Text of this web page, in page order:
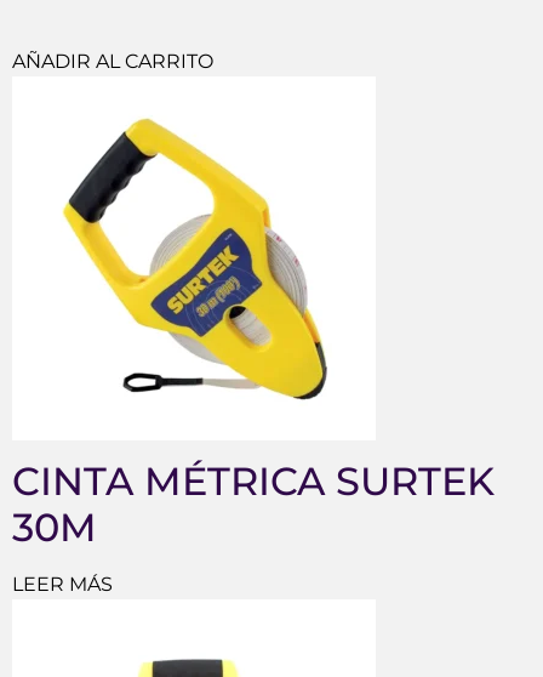
AÑADIR AL CARRITO
CINTA MÉTRICA SURTEK
30M
LEER MÁS